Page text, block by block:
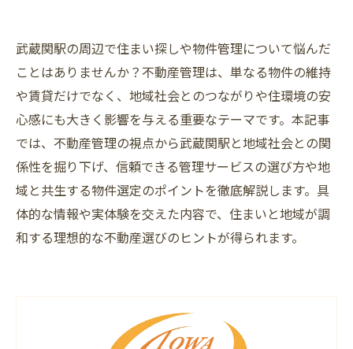
武蔵関駅の周辺で住まい探しや物件管理について悩んだ
ことはありませんか？不動産管理は、単なる物件の維持
や賃貸だけでなく、地域社会とのつながりや住環境の安
心感にも大きく影響を与える重要なテーマです。本記事
では、不動産管理の視点から武蔵関駅と地域社会との関
係性を掘り下げ、信頼できる管理サービスの選び方や地
域と共生する物件選定のポイントを徹底解説します。具
体的な情報や実体験を交えた内容で、住まいと地域が調
和する理想的な不動産選びのヒントが得られます。